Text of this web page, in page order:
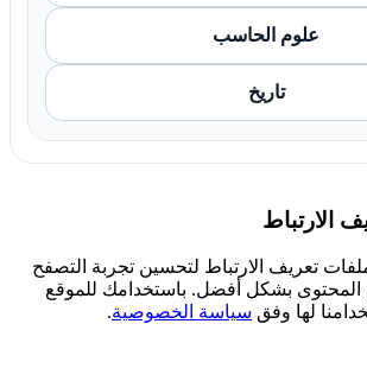
علوم الحاسب
تاريخ
الارتباط
تعريف الارتباط لتحسين تجربة التصفح
بشكل أفضل. باستخدامك للموقع
لها وفق سياسة الخصوصية.